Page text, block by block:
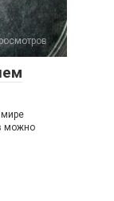
мире
можно